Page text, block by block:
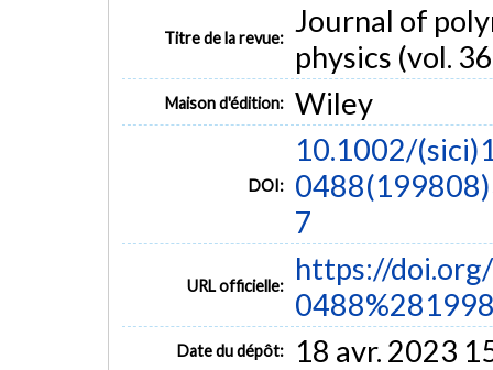
Titre de la revue: Journal of
physics (vol.
Maison d'édition: Wiley
DOI:
10.1002/
7
URL officielle:
https://
Date du dépôt: 18 avr. 2023